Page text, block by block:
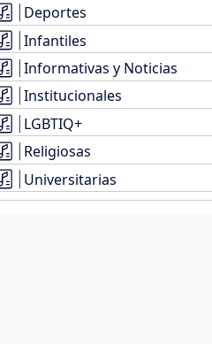
Deportes
Infantiles
Informativas y Noticias
Institucionales
LGBTIQ+
Religiosas
Universitarias